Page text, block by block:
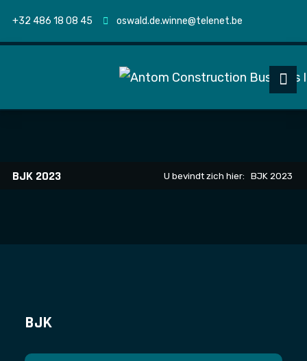
+32 486 18 08 45 oswald.de.winne@telenet.be
BJK 2023 U bevindt zich hier: BJK 2023
BJK